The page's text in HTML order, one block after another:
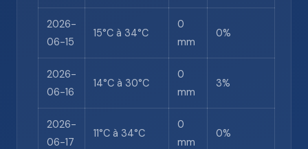
2026-
06-15
15°C à 34°C
0
mm
0%
2026-
06-16
14°C à 30°C
0
mm
3%
2026-
06-17
11°C à 34°C
0
mm
0%